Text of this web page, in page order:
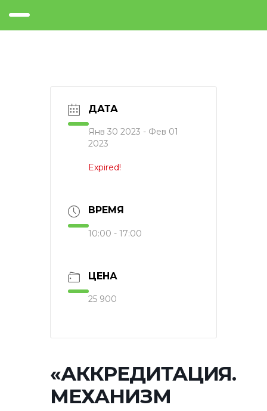
ДАТА
Янв 30 2023 - Фев 01
2023
Expired!
ВРЕМЯ
10:00 - 17:00
ЦЕНА
25 900
«АККРЕДИТАЦИЯ.
МЕХАНИЗМ